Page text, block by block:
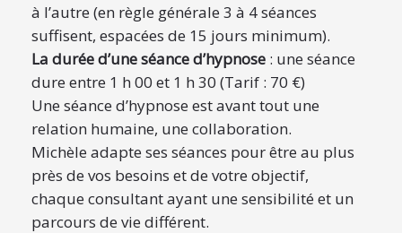
à l’autre (en règle générale 3 à 4 séances
suffisent, espacées de 15 jours minimum).
La durée d’une séance d’hypnose : une séance
dure entre 1 h 00 et 1 h 30 (Tarif : 70 €)
Une séance d’hypnose est avant tout une
relation humaine, une collaboration.
Michèle adapte ses séances pour être au plus
près de vos besoins et de votre objectif,
chaque consultant ayant une sensibilité et un
parcours de vie différent.